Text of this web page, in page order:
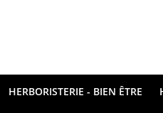
HERBORISTERIE - BIEN ÊTRE